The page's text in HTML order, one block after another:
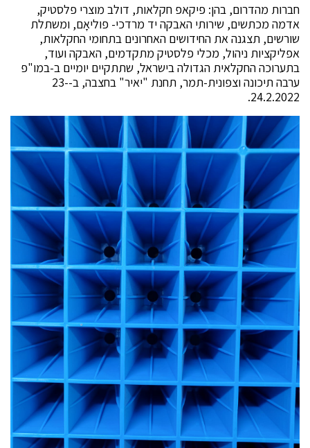
חברות מהדרום, בהן: פיקאפ חקלאות, דולב מוצרי פלסטיק,
אדמה מכתשים, שירותי האבקה יד מרדכי- פוליאָם, ומשתלת
שורשים, תצגנה את החידושים האחרונים בתחומי החקלאות,
אפליקציות ניהול, מכלי פלסטיק מתקדמים, האבקה ועוד,
בתערוכה החקלאית הגדולה בישראל, שתתקיים יומיים ב-במו"פ
ערבה תיכונה וצפונית-תמר, תחנת "יאיר" בחצבה, ב-23-
24.2.2022.